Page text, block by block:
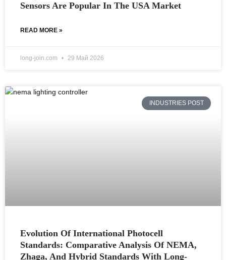
Sensors Are Popular In The USA Market
READ MORE »
long-join.com 29 Май 2026
INDUSTRIES POST
Evolution Of International Photocell
Standards: Comparative Analysis Of NEMA,
Zhaga, And Hybrid Standards With Long-